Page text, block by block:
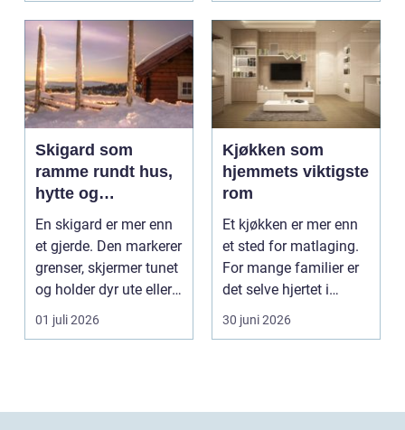
Skigard som
ramme rundt hus,
hytte og
kulturlandskap
En skigard er mer enn
et gjerde. Den markerer
grenser, skjermer tunet
og holder dyr ute eller
inne, ...
01 juli 2026
Kjøkken som
hjemmets viktigste
rom
Et kjøkken er mer enn
et sted for matlaging.
For mange familier er
det selve hjertet i
boligen, romm...
30 juni 2026